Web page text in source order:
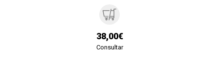
38,00€
Consultar